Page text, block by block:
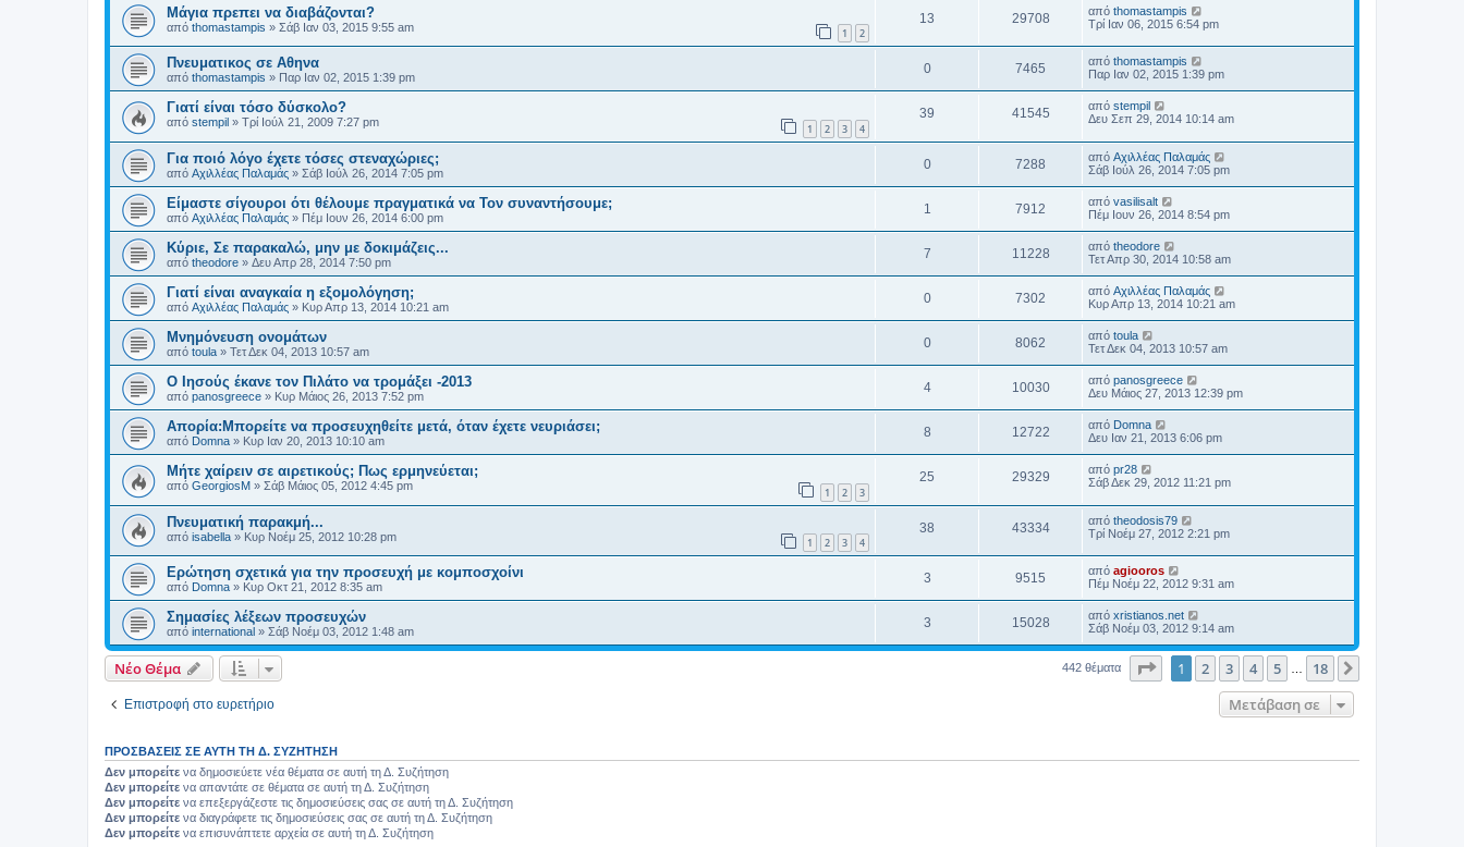
Μάγια πρεπει να διαβάζονται?
από thomastampis » Σάβ Ιαν 03, 2015 9:55 am 1 2
13 29708 από thomastampis
Τρί Ιαν 06, 2015 6:54 pm
Πνευματικος σε Αθηνα
από thomastampis » Παρ Ιαν 02, 2015 1:39 pm
0 7465 από thomastampis
Παρ Ιαν 02, 2015 1:39 pm
Γιατί είναι τόσο δύσκολο?
από stempil » Τρί Ιούλ 21, 2009 7:27 pm 1 2 3 4
39 41545 από stempil
Δευ Σεπ 29, 2014 10:14 am
Για ποιό λόγο έχετε τόσες στεναχώριες;
από Αχιλλέας Παλαμάς » Σάβ Ιούλ 26, 2014 7:05 pm
0 7288 από Αχιλλέας Παλαμάς
Σάβ Ιούλ 26, 2014 7:05 pm
Είμαστε σίγουροι ότι θέλουμε πραγματικά να Τον συναντήσουμε;
από Αχιλλέας Παλαμάς » Πέμ Ιουν 26, 2014 6:00 pm
1 7912 από vasilisalt
Πέμ Ιουν 26, 2014 8:54 pm
Κύριε, Σε παρακαλώ, μην με δοκιμάζεις...
από theodore » Δευ Απρ 28, 2014 7:50 pm
7 11228 από theodore
Τετ Απρ 30, 2014 10:58 am
Γιατί είναι αναγκαία η εξομολόγηση;
από Αχιλλέας Παλαμάς » Κυρ Απρ 13, 2014 10:21 am
0 7302 από Αχιλλέας Παλαμάς
Κυρ Απρ 13, 2014 10:21 am
Μνημόνευση ονομάτων
από toula » Τετ Δεκ 04, 2013 10:57 am
0 8062 από toula
Τετ Δεκ 04, 2013 10:57 am
Ο Ιησούς έκανε τον Πιλάτο να τρομάξει -2013
από panosgreece » Κυρ Μάιος 26, 2013 7:52 pm
4 10030 από panosgreece
Δευ Μάιος 27, 2013 12:39 pm
Απορία:Μπορείτε να προσευχηθείτε μετά, όταν έχετε νευριάσει;
από Domna » Κυρ Ιαν 20, 2013 10:10 am
8 12722 από Domna
Δευ Ιαν 21, 2013 6:06 pm
Μήτε χαίρειν σε αιρετικούς; Πως ερμηνεύεται;
από GeorgiosM » Σάβ Μάιος 05, 2012 4:45 pm 1 2 3
25 29329 από pr28
Σάβ Δεκ 29, 2012 11:21 pm
Πνευματική παρακμή...
από isabella » Κυρ Νοέμ 25, 2012 10:28 pm 1 2 3 4
38 43334 από theodosis79
Τρί Νοέμ 27, 2012 2:21 pm
Ερώτηση σχετικά για την προσευχή με κομποσχοίνι
από Domna » Κυρ Οκτ 21, 2012 8:35 am
3 9515 από agiooros
Πέμ Νοέμ 22, 2012 9:31 am
Σημασίες λέξεων προσευχών
από international » Σάβ Νοέμ 03, 2012 1:48 am
3 15028 από xristianos.net
Σάβ Νοέμ 03, 2012 9:14 am
Νέο Θέμα 442 θέματα Σελίδα1 από 18
1 2 3 4 5 18
Επιστροφή στο ευρετήριο Μετάβαση σε
ΠΡΟΣΒΆΣΕΙΣ ΣΕ ΑΥΤΉ ΤΗ Δ. ΣΥΖΉΤΗΣΗ
Δεν μπορείτε να δημοσιεύετε νέα θέματα σε αυτή τη Δ. Συζήτηση
Δεν μπορείτε να απαντάτε σε θέματα σε αυτή τη Δ. Συζήτηση
Δεν μπορείτε να επεξεργάζεστε τις δημοσιεύσεις σας σε αυτή τη Δ. Συζήτηση
Δεν μπορείτε να διαγράφετε τις δημοσιεύσεις σας σε αυτή τη Δ. Συζήτηση
Δεν μπορείτε να επισυνάπτετε αρχεία σε αυτή τη Δ. Συζήτηση